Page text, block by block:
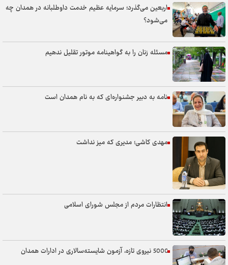
اربعین می‌گذرد؛ سرمایه عظیم خدمت داوطلبانه در همدان چه
می‌شود؟
مسئله زنان را به گواهینامه موتور تقلیل ندهیم
نامه به دبیر جشنواره‌ای که به نام همدان است
مهدی کاشی؛ مدیری که میز نداشت
انتظارات مردم از مجلس شورای اسلامی
5000 نیروی تازه، آزمون شایسته‌سالاری در ادارات همدان